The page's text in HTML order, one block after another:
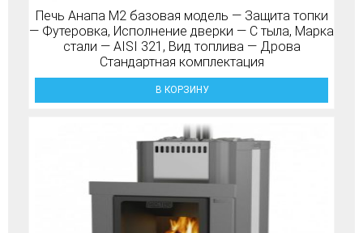
Печь Анапа М2 базовая модель — Защита топки
— Футеровка, Исполнение дверки — С тыла, Марка
стали — AISI 321, Вид топлива — Дрова
Стандартная комплектация
В КОРЗИНУ